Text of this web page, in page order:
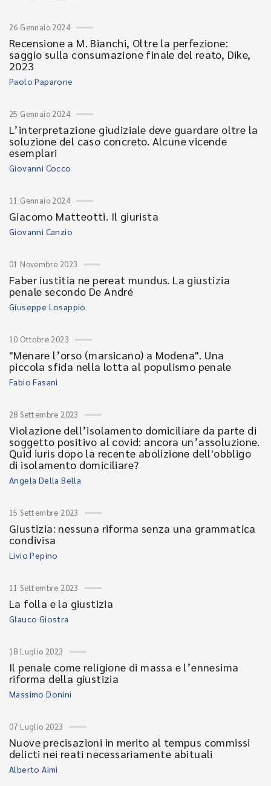
26 Gennaio 2024
Recensione a M. Bianchi, Oltre la perfezione:
saggio sulla consumazione finale del reato, Dike,
2023
Paolo Paparone
25 Gennaio 2024
L’interpretazione giudiziale deve guardare oltre la
soluzione del caso concreto. Alcune vicende
esemplari
Giovanni Cocco
11 Gennaio 2024
Giacomo Matteotti. Il giurista
Giovanni Canzio
01 Novembre 2023
Faber iustitia ne pereat mundus. La giustizia
penale secondo De André
Giuseppe Losappio
10 Ottobre 2023
"Menare l’orso (marsicano) a Modena". Una
piccola sfida nella lotta al populismo penale
Fabio Fasani
28 Settembre 2023
Violazione dell’isolamento domiciliare da parte di
soggetto positivo al covid: ancora un’assoluzione.
Quid iuris dopo la recente abolizione dell'obbligo
di isolamento domiciliare?
Angela Della Bella
15 Settembre 2023
Giustizia: nessuna riforma senza una grammatica
condivisa
Livio Pepino
11 Settembre 2023
La folla e la giustizia
Glauco Giostra
18 Luglio 2023
Il penale come religione di massa e l’ennesima
riforma della giustizia
Massimo Donini
07 Luglio 2023
Nuove precisazioni in merito al tempus commissi
delicti nei reati necessariamente abituali
Alberto Aimi